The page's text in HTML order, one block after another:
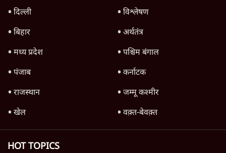
दिल्ली
विश्लेषण
बिहार
अर्थतंत्र
मध्य प्रदेश
पश्चिम बंगाल
पंजाब
कर्नाटक
राजस्थान
जम्मू कश्मीर
खेल
वक़्त-बेवक़्त
HOT TOPICS